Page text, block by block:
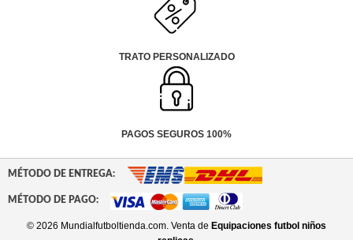
TRATO PERSONALIZADO
PAGOS SEGUROS 100%
MÉTODO DE ENTREGA:
MÉTODO DE PAGO:
© 2026 Mundialfutboltienda.com. Venta de Equipaciones futbol niños